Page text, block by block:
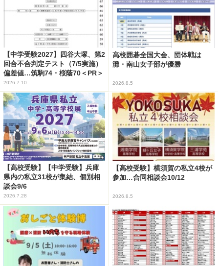
【中学受験2027】四谷大塚、第2
回合不合判定テスト（7/5実施）
偏差値…筑駒74・桜蔭70＜PR＞
2026.7.10
高校囲碁全国大会、団体戦は
灘・南山女子部が優勝
2026.8.5
【高校受験】【中学受験】兵庫
県内の私立31校が集結、個別相
談会9/6
2026.7.28
【高校受験】横須賀の私立4校が
参加…合同相談会10/12
2026.8.5